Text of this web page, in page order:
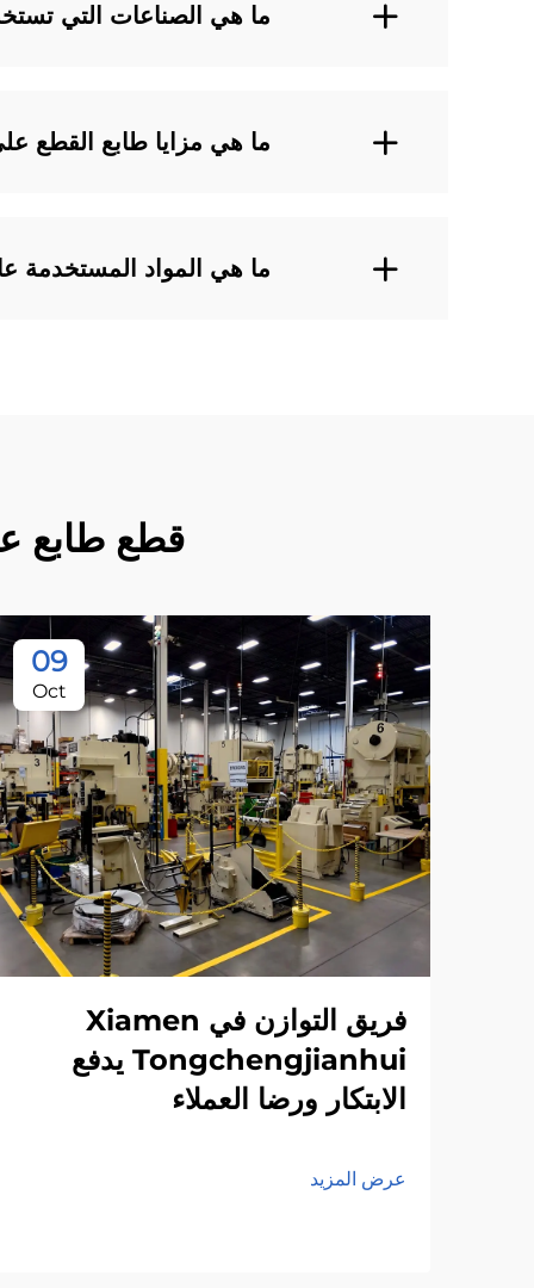
ما هي الصناعات التي
ما هي مزايا طابع القطع
ما هي المواد المستخدمة
قطع طابع
09
Oct
فريق التوازن في Xiamen
Tongchengjianhui يدفع
الابتكار ورضا العملاء
عرض المزيد